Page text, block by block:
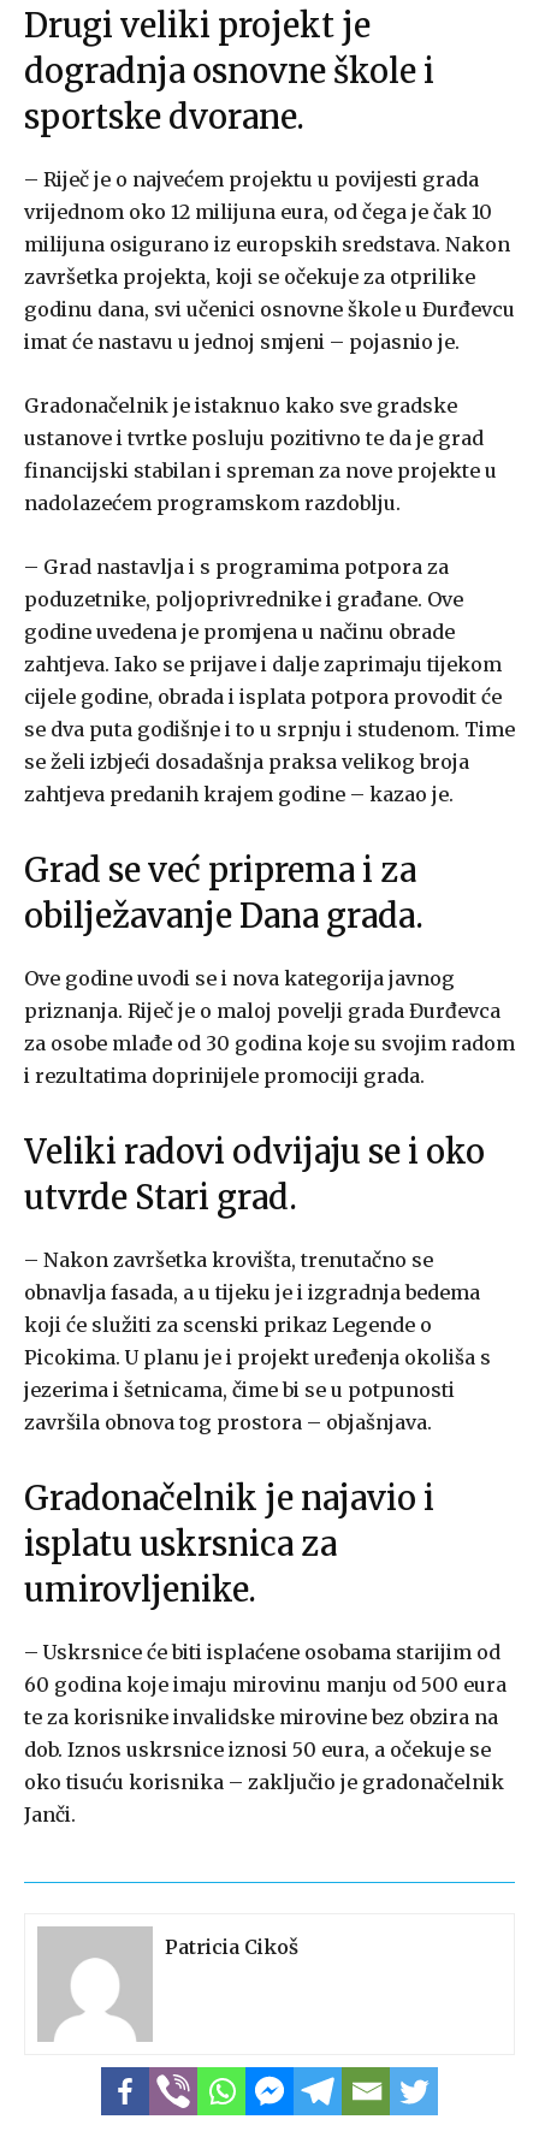
Drugi veliki projekt je
dogradnja osnovne škole i
sportske dvorane.
– Riječ je o najvećem projektu u povijesti grada
vrijednom oko 12 milijuna eura, od čega je čak 10
milijuna osigurano iz europskih sredstava. Nakon
završetka projekta, koji se očekuje za otprilike
godinu dana, svi učenici osnovne škole u Đurđevcu
imat će nastavu u jednoj smjeni – pojasnio je.
Gradonačelnik je istaknuo kako sve gradske
ustanove i tvrtke posluju pozitivno te da je grad
financijski stabilan i spreman za nove projekte u
nadolazećem programskom razdoblju.
– Grad nastavlja i s programima potpora za
poduzetnike, poljoprivrednike i građane. Ove
godine uvedena je promjena u načinu obrade
zahtjeva. Iako se prijave i dalje zaprimaju tijekom
cijele godine, obrada i isplata potpora provodit će
se dva puta godišnje i to u srpnju i studenom. Time
se želi izbjeći dosadašnja praksa velikog broja
zahtjeva predanih krajem godine – kazao je.
Grad se već priprema i za
obilježavanje Dana grada.
Ove godine uvodi se i nova kategorija javnog
priznanja. Riječ je o maloj povelji grada Đurđevca
za osobe mlađe od 30 godina koje su svojim radom
i rezultatima doprinijele promociji grada.
Veliki radovi odvijaju se i oko
utvrde Stari grad.
– Nakon završetka krovišta, trenutačno se
obnavlja fasada, a u tijeku je i izgradnja bedema
koji će služiti za scenski prikaz Legende o
Picokima. U planu je i projekt uređenja okoliša s
jezerima i šetnicama, čime bi se u potpunosti
završila obnova tog prostora – objašnjava.
Gradonačelnik je najavio i
isplatu uskrsnica za
umirovljenike.
– Uskrsnice će biti isplaćene osobama starijim od
60 godina koje imaju mirovinu manju od 500 eura
te za korisnike invalidske mirovine bez obzira na
dob. Iznos uskrsnice iznosi 50 eura, a očekuje se
oko tisuću korisnika – zaključio je gradonačelnik
Janči.
Patricia Cikoš